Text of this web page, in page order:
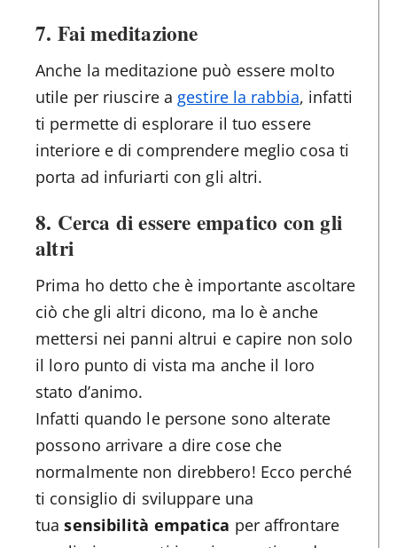
7. Fai meditazione
Anche la meditazione può essere molto
utile per riuscire a gestire la rabbia, infatti
ti permette di esplorare il tuo essere
interiore e di comprendere meglio cosa ti
porta ad infuriarti con gli altri.
8. Cerca di essere empatico con gli
altri
Prima ho detto che è importante ascoltare
ciò che gli altri dicono, ma lo è anche
mettersi nei panni altrui e capire non solo
il loro punto di vista ma anche il loro
stato d’animo.
Infatti quando le persone sono alterate
possono arrivare a dire cose che
normalmente non direbbero! Ecco perché
ti consiglio di sviluppare una
tuasensibilità empatica per affrontare